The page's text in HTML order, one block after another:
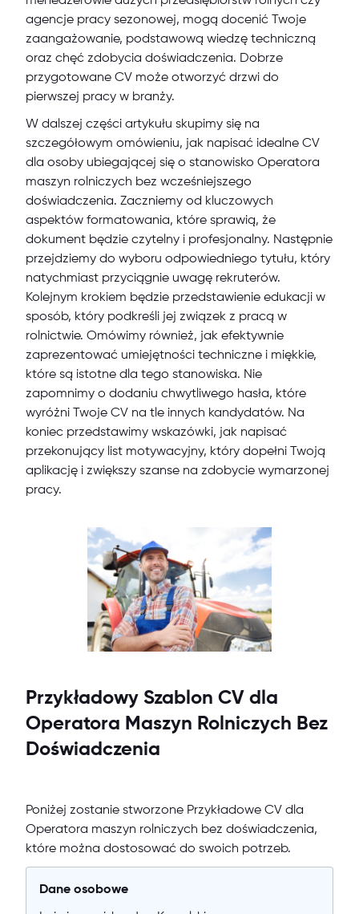
agencje pracy sezonowej, mogą docenić Twoje
zaangażowanie, podstawową wiedzę techniczną
oraz chęć zdobycia doświadczenia. Dobrze
przygotowane CV może otworzyć drzwi do
pierwszej pracy w branży.
W dalszej części artykułu skupimy się na
szczegółowym omówieniu, jak napisać idealne CV
dla osoby ubiegającej się o stanowisko Operatora
maszyn rolniczych bez wcześniejszego
doświadczenia. Zaczniemy od kluczowych
aspektów formatowania, które sprawią, że
dokument będzie czytelny i profesjonalny. Następnie
przejdziemy do wyboru odpowiedniego tytułu, który
natychmiast przyciągnie uwagę rekruterów.
Kolejnym krokiem będzie przedstawienie edukacji w
sposób, który podkreśli jej związek z pracą w
rolnictwie. Omówimy również, jak efektywnie
zaprezentować umiejętności techniczne i miękkie,
które są istotne dla tego stanowiska. Nie
zapomnimy o dodaniu chwytliwego hasła, które
wyróżni Twoje CV na tle innych kandydatów. Na
koniec przedstawimy wskazówki, jak napisać
przekonujący list motywacyjny, który dopełni Twoją
aplikację i zwiększy szanse na zdobycie wymarzonej
pracy.
Przykładowy Szablon CV dla
Operatora Maszyn Rolniczych Bez
Doświadczenia
Poniżej zostanie stworzone Przykładowe CV dla
Operatora maszyn rolniczych bez doświadczenia,
które można dostosować do swoich potrzeb.
Dane osobowe